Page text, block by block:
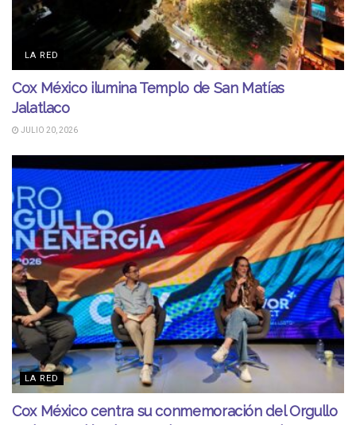
LA RED
Cox México ilumina Templo de San Matías
Jalatlaco
JULIO 20, 2026
LA RED
Cox México centra su conmemoración del Orgullo